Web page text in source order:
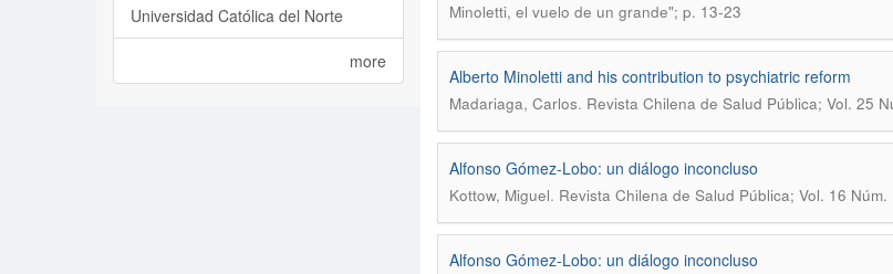
Minoletti, el vuelo de un grande"; p. 13-23
Alberto Minoletti and his contribution to psychiatric reform
Madariaga, Carlos. Revista Chilena de Salud Pública; Vol. 25
Alfonso Gómez-Lobo: un diálogo inconcluso
Kottow, Miguel. Revista Chilena de Salud Pública; Vol. 16
Alfonso Gómez-Lobo: un diálogo inconcluso
Universidad Católica del Norte
more